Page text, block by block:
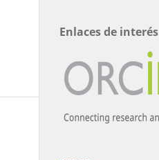
Enlaces de interés